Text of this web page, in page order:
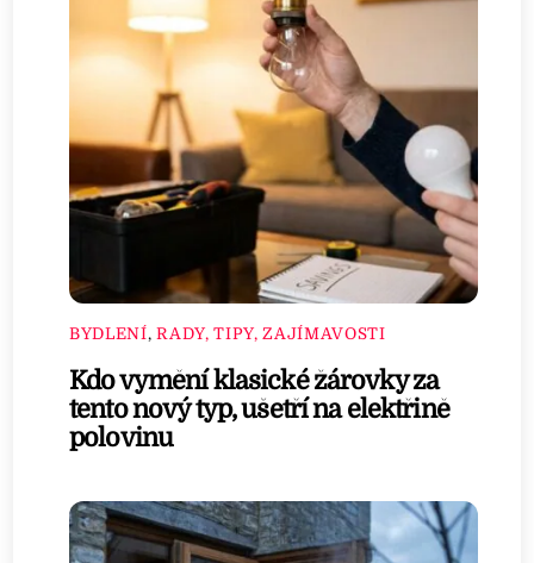
BYDLENÍ,RADY, TIPY, ZAJÍMAVOSTI
Kdo vymění klasické žárovky za
tento nový typ, ušetří na elektřině
polovinu